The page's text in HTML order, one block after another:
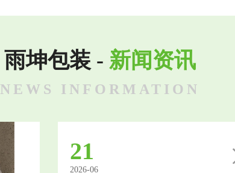
雨坤包装 - 新闻资讯
NEWS INFORMATION
21
2026-06